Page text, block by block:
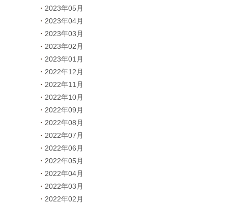
2023年05月
2023年04月
2023年03月
2023年02月
2023年01月
2022年12月
2022年11月
2022年10月
2022年09月
2022年08月
2022年07月
2022年06月
2022年05月
2022年04月
2022年03月
2022年02月